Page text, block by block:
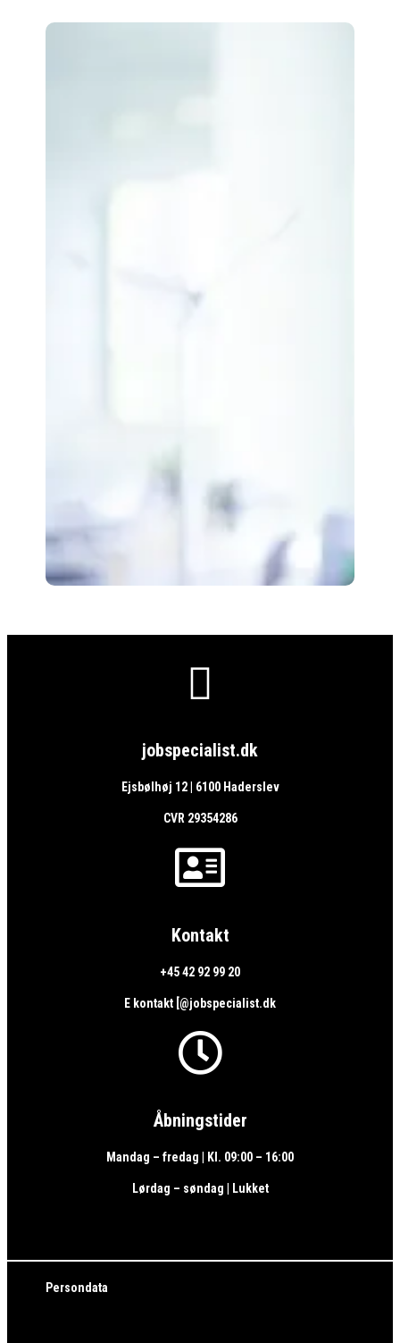

jobspecialist.dk
Ejsbølhøj 12 | 6100 Haderslev
CVR 29354286

Kontakt
+45 42 92 99 20
E kontakt [@jobspecialist.dk

Åbningstider
Mandag – fredag | Kl. 09:00 – 16:00
Lørdag – søndag | Lukket
Persondata